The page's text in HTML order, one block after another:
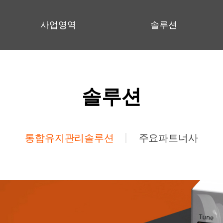
사업영역 솔루션
솔루션
통합유지관리솔루션 주요파트너사